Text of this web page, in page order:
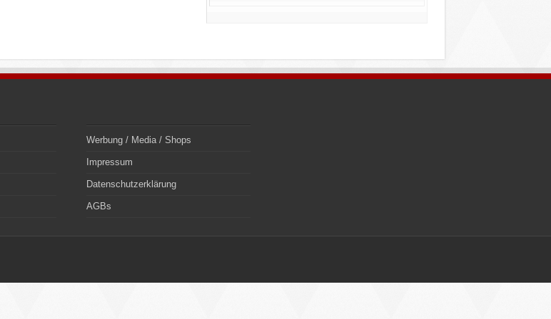
Werbung / Media / Shops
Impressum
Datenschutzerklärung
AGBs